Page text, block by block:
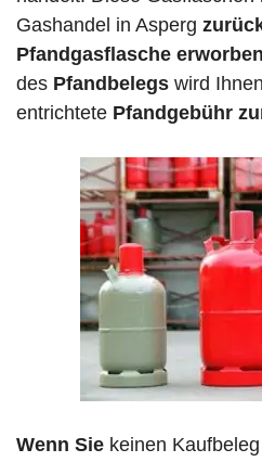
Gashandel in Asperg
Pfandgasflasche erworben
des Pfandbelegs wird
entrichtete Pfandgebühr
Wenn Sie keinen